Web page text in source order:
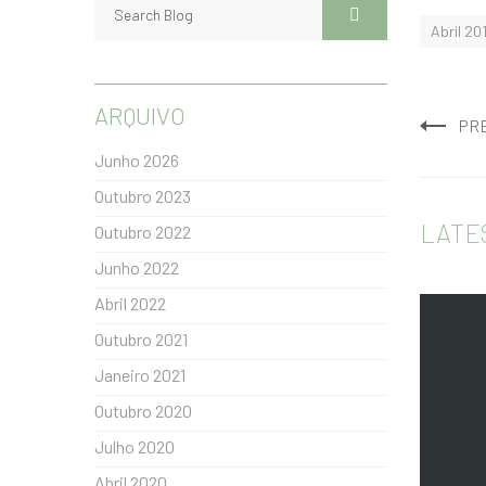
Abril
ARQUIVO
Junho 2026
Outubro 2023
Outubro 2022
Junho 2022
Abril 2022
Outubro 2021
Janeiro 2021
Outubro 2020
Julho 2020